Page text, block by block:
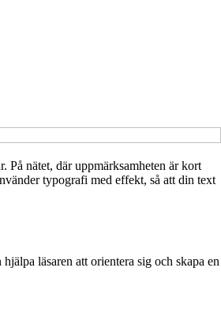
På nätet, där uppmärksamheten är kort
typografi med effekt, så att din text
läsaren att orientera sig och skapa en